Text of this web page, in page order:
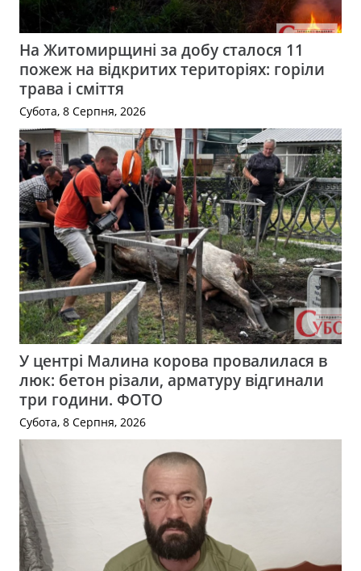
На Житомирщині за добу сталося 11
пожеж на відкритих територіях: горіли
трава і сміття
Субота, 8 Серпня, 2026
У центрі Малина корова провалилася в
люк: бетон різали, арматуру відгинали
три години. ФОТО
Субота, 8 Серпня, 2026